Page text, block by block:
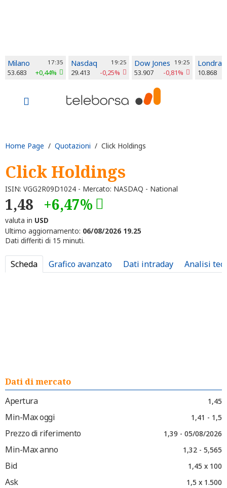
Milano 17:35
53.683 +0,44%
Nasdaq 19:25
29.413 -0,25%
Dow Jones 19:25
53.907 -0,81%
Londra
10.868
Home Page / Quotazioni / Click Holdings
Click Holdings
ISIN: VGG2R09D1024 - Mercato: NASDAQ - National
1,48 +6,47%
valuta in USD
Ultimo aggiornamento: 06/08/2026 19.25
Dati differiti di 15 minuti.
Scheda Grafico avanzato Dati intraday Analisi
Dati di mercato
Apertura
1,45
Min-Max oggi 1,41 - 1,5
Prezzo di riferimento 1,39 - 05/08/2026
Min-Max anno 1,32 - 5,565
Bid 1,45 x 100
Ask 1,5 x 1.500